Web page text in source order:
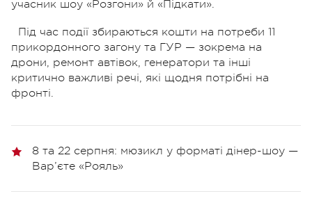
учасник шоу «Розгони» й «Підкати».
Під час події збираються кошти на потреби 11
прикордонного загону та ГУР — зокрема на
дрони, ремонт автівок, генератори та інші
критично важливі речі, які щодня потрібні на
фронті.
8 та 22 серпня: мюзикл у форматі дінер-шоу —
Вар’єте «Рояль»